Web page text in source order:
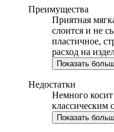
Преимущества
Приятная
слоится и не
пластичное,
расход на
Показать
Недостатки
Немного
классическим
Показать